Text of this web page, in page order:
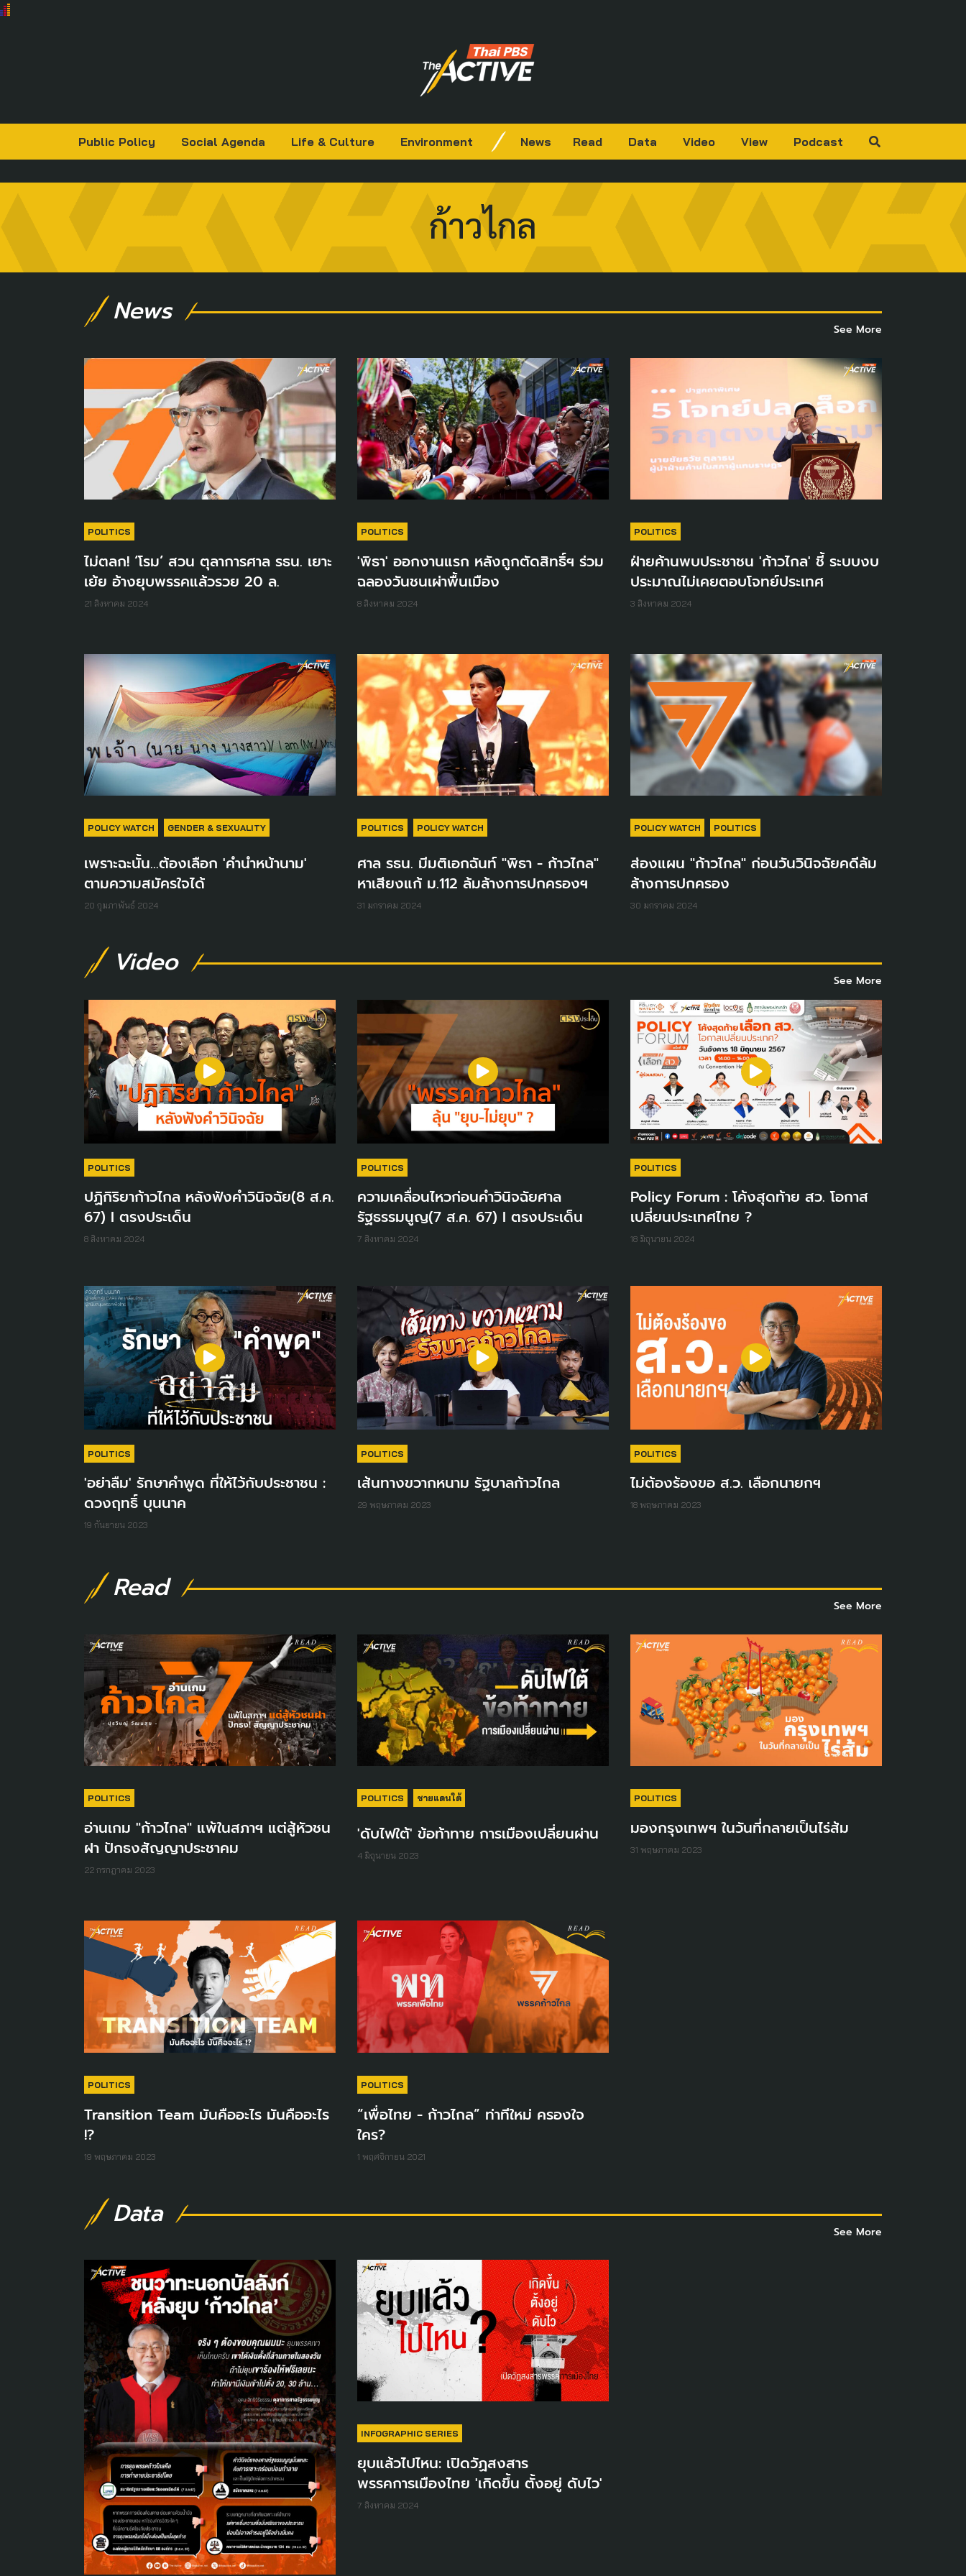
Public Policy Social Agenda Life & Culture Environment News Read Data Video View Podcast
ก้าวไกล
News
See More
POLITICS
ไม่ตลก! ‘โรม’ สวน ตุลาการศาล รธน. เยาะ
เย้ย อ้างยุบพรรคแล้วรวย 20 ล.
21 สิงหาคม 2024
POLITICS
'พิธา' ออกงานแรก หลังถูกตัดสิทธิ์ฯ ร่วม
ฉลองวันชนเผ่าพื้นเมือง
8 สิงหาคม 2024
POLITICS
ฝ่ายค้านพบประชาชน 'ก้าวไกล' ชี้ ระบบงบ
ประมาณไม่เคยตอบโจทย์ประเทศ
3 สิงหาคม 2024
POLICY WATCH GENDER & SEXUALITY
เพราะฉะนั้น...ต้องเลือก 'คำนำหน้านาม'
ตามความสมัครใจได้
20 กุมภาพันธ์ 2024
POLITICS POLICY WATCH
ศาล รธน. มีมติเอกฉันท์ "พิธา - ก้าวไกล"
หาเสียงแก้ ม.112 ล้มล้างการปกครองฯ
31 มกราคม 2024
POLICY WATCH POLITICS
ส่องแผน "ก้าวไกล" ก่อนวันวินิจฉัยคดีล้ม
ล้างการปกครอง
30 มกราคม 2024
Video
See More
POLITICS
ปฏิกิริยาก้าวไกล หลังฟังคำวินิจฉัย(8 ส.ค.
67) I ตรงประเด็น
8 สิงหาคม 2024
POLITICS
ความเคลื่อนไหวก่อนคำวินิจฉัยศาล
รัฐธรรมนูญ(7 ส.ค. 67) I ตรงประเด็น
7 สิงหาคม 2024
POLITICS
Policy Forum : โค้งสุดท้าย สว. โอกาส
เปลี่ยนประเทศไทย ?
18 มิถุนายน 2024
POLITICS
'อย่าลืม' รักษาคำพูด ที่ให้ไว้กับประชาชน :
ดวงฤทธิ์ บุนนาค
19 กันยายน 2023
POLITICS
เส้นทางขวากหนาม รัฐบาลก้าวไกล
29 พฤษภาคม 2023
POLITICS
ไม่ต้องร้องขอ ส.ว. เลือกนายกฯ
18 พฤษภาคม 2023
Read
See More
POLITICS
อ่านเกม "ก้าวไกล" แพ้ในสภาฯ แต่สู้หัวชน
ฝา ปักธงสัญญาประชาคม
22 กรกฎาคม 2023
POLITICS ชายแดนใต้
'ดับไฟใต้' ข้อท้าทาย การเมืองเปลี่ยนผ่าน
4 มิถุนายน 2023
POLITICS
มองกรุงเทพฯ ในวันที่กลายเป็นไร่ส้ม
31 พฤษภาคม 2023
POLITICS
Transition Team มันคืออะไร มันคืออะไร
!?
19 พฤษภาคม 2023
POLITICS
“เพื่อไทย - ก้าวไกล” ท่าทีใหม่ ครองใจ
ใคร?
1 พฤศจิกายน 2021
Data
See More
INFOGRAPHIC SERIES
ยุบแล้วไปไหน: เปิดวัฏสงสาร
พรรคการเมืองไทย 'เกิดขึ้น ตั้งอยู่ ดับไว'
7 สิงหาคม 2024